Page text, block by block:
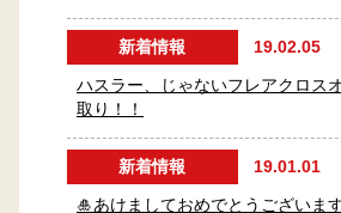
新着情報 19.02.05
ハスラー、じゃないフレアクロス
取り！！
新着情報 19.01.01
🎍あけましておめでとうございま